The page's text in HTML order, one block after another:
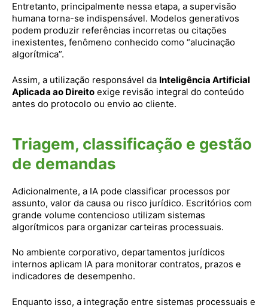
Entretanto, principalmente nessa etapa, a supervisão
humana torna-se indispensável. Modelos generativos
podem produzir referências incorretas ou citações
inexistentes, fenômeno conhecido como “alucinação
algorítmica”.
Assim, a utilização responsável da Inteligência Artificial
Aplicada ao Direito exige revisão integral do conteúdo
antes do protocolo ou envio ao cliente.
Triagem, classificação e gestão
de demandas
Adicionalmente, a IA pode classificar processos por
assunto, valor da causa ou risco jurídico. Escritórios com
grande volume contencioso utilizam sistemas
algorítmicos para organizar carteiras processuais.
No ambiente corporativo, departamentos jurídicos
internos aplicam IA para monitorar contratos, prazos e
indicadores de desempenho.
Enquanto isso, a integração entre sistemas processuais e